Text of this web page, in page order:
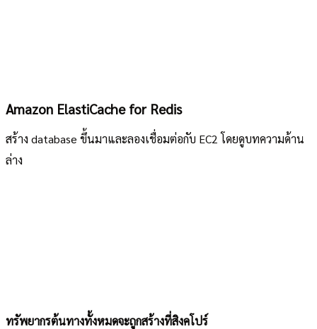
Amazon ElastiCache for Redis
สร้าง database ขึ้นมาและลองเชื่อมต่อกับ EC2 โดยดูบทความด้าน
ล่าง
ทรัพยากรต้นทางทั้งหมดจะถูกสร้างที่สิงคโปร์